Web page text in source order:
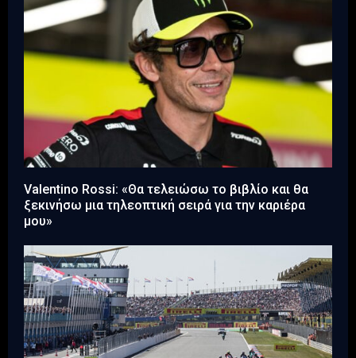
Valentino Rossi: «Θα τελειώσω το βιβλίο και θα
ξεκινήσω μια τηλεοπτική σειρά για την καριέρα
μου»